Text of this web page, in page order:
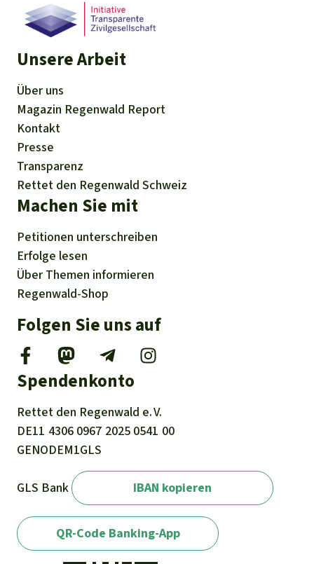
Unsere Arbeit
Über uns
Magazin Regenwald Report
Kontakt
Presse
Transparenz
Rettet den Regenwald Schweiz
Machen Sie mit
Petitionen unterschreiben
Erfolge lesen
Über Themen informieren
Regenwald-Shop
Folgen Sie uns auf
Spendenkonto
Rettet den Regenwald e. V.
DE11 4306 0967 2025 0541 00
GENODEM1GLS
GLS Bank IBAN kopieren
QR-Code Banking-App